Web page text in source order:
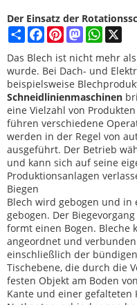
Der Einsatz der
ShareFacebook
PinterestMastodon
Das Blech ist nicht mehr
wurde. Bei Dach- und
beispielsweise
Schneidlinienmaschinen
eine Vielzahl von
führen verschiedene
werden in der Regel von
ausgeführt. Der Betrieb
und kann sich auf seine
Produktionsanlagen
Biegen
Blech wird gebogen und in
gebogen. Der
formt einen Bogen. Bleche
angeordnet und
einschließlich der
Tischebene, die durch die
festen Objekt am Boden
Kante und einer gefalteten